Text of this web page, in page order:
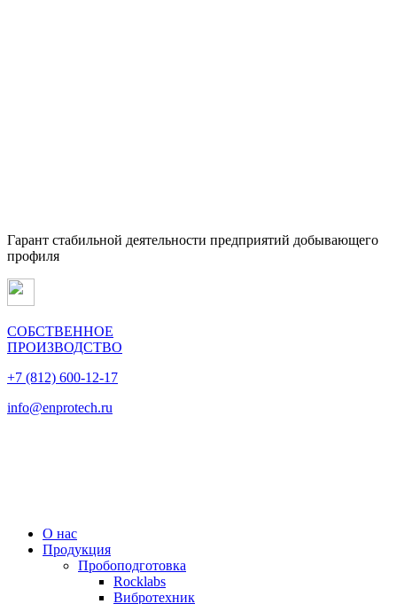
Гарант стабильной деятельности предприятий добывающего
профиля
СОБСТВЕННОЕ
ПРОИЗВОДСТВО
+7 (812) 600-12-17
info@enprotech.ru
О нас
Продукция
Пробоподготовка
Rocklabs
Вибротехник